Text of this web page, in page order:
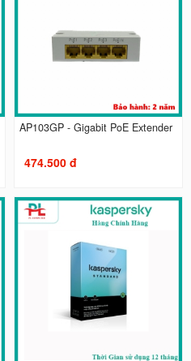
AP103GP - Gigabit PoE Extender
474.500 đ